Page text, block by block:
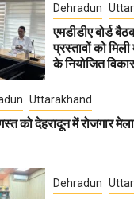
Dehradun
एमडीडीए बोर्ड
प्रस्तावों को
के नियोजित
Uttarakhand
को देहरादून में रोजगार
Dehradun